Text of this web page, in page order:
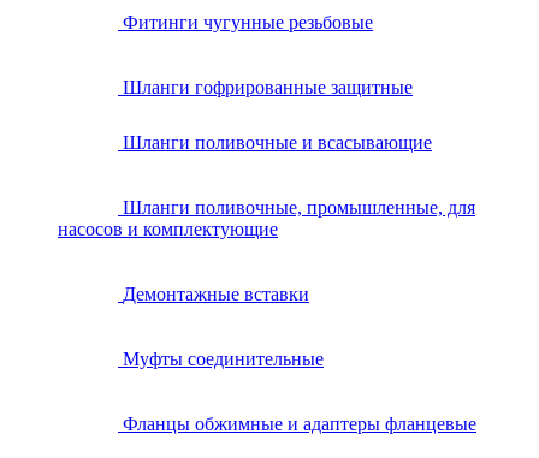
Фитинги чугунные резьбовые
Шланги гофрированные защитные
Шланги поливочные и всасывающие
Шланги поливочные, промышленные, для
насосов и комплектующие
Демонтажные вставки
Муфты соединительные
Фланцы обжимные и адаптеры фланцевые